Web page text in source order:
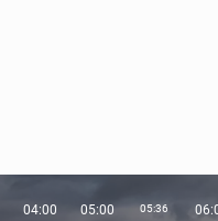
04:00 05:00 05:36